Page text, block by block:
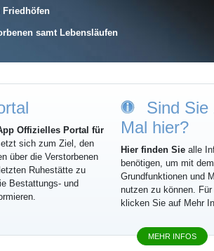
Friedhöfen
samt Lebensläufen
Offizielles Portal für
sich zum Ziel, den
über die Verstorbenen
Ruhestätte zu
Bestattungs- und
Sind Sie
Mal hier?
Hier finden Sie alle
benötigen, um mit
Grundfunktionen und
nutzen zu können.
klicken Sie auf Mehr
MEHR INFOS